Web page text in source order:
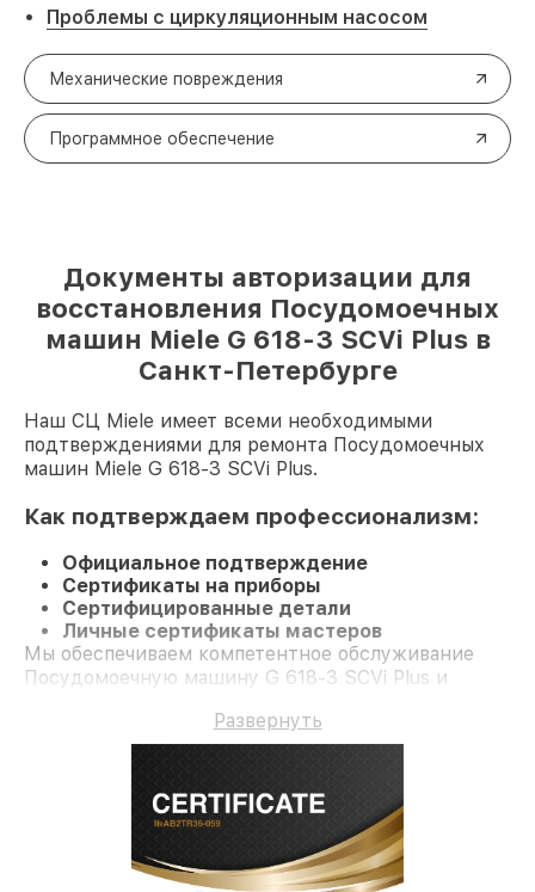
Проблемы с циркуляционным насосом
Механические повреждения
Программное обеспечение
Документы авторизации для
восстановления Посудомоечных
машин Miele G 618-3 SCVi Plus в
Санкт-Петербурге
Наш СЦ Miele имеет всеми необходимыми
подтверждениями для ремонта Посудомоечных
машин Miele G 618-3 SCVi Plus.
Как подтверждаем профессионализм:
Официальное подтверждение
Сертификаты на приборы
Сертифицированные детали
Личные сертификаты мастеров
Мы обеспечиваем компетентное обслуживание
Посудомоечную машину G 618-3 SCVi Plus и
Развернуть